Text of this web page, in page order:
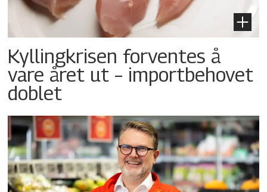
Kyllingkrisen forventes å
vare året ut – importbehovet
doblet